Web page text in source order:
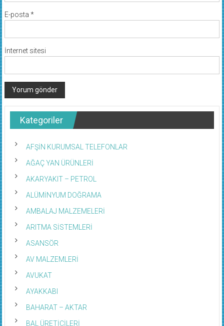
E-posta *
İnternet sitesi
Kategoriler
AFŞİN KURUMSAL TELEFONLAR
AĞAÇ YAN ÜRÜNLERİ
AKARYAKIT – PETROL
ALÜMİNYUM DOĞRAMA
AMBALAJ MALZEMELERİ
ARITMA SİSTEMLERİ
ASANSÖR
AV MALZEMLERİ
AVUKAT
AYAKKABI
BAHARAT – AKTAR
BAL ÜRETİCİLERİ